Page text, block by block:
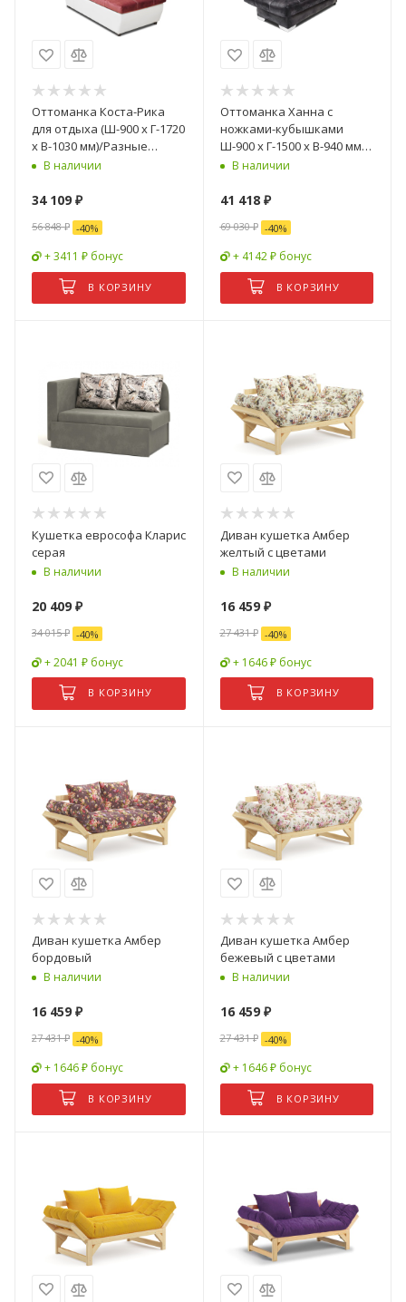
Оттоманка Коста-Рика
для отдыха (Ш-900 х Г-1720
х В-1030 мм)/Разные
Цвета
В наличии
34 109 ₽
56 848₽ -40%
+ 3411 ₽ бонус
В КОРЗИНУ
Оттоманка Ханна с
ножками-кубышками
Ш-900 х Г-1500 х В-940 мм/
Разные Цвета
В наличии
41 418₽
69 030₽ -40%
+ 4142 ₽ бонус
В КОРЗИНУ
Кушетка еврософа Кларис
серая
В наличии
20 409 ₽
34 015₽ -40%
+ 2041 ₽ бонус
В КОРЗИНУ
Диван кушетка Амбер
желтый с цветами
В наличии
16 459₽
27 431₽ -40%
+ 1646 ₽ бонус
В КОРЗИНУ
Диван кушетка Амбер
бордовый
В наличии
16 459 ₽
27 431₽ -40%
+ 1646 ₽ бонус
В КОРЗИНУ
Диван кушетка Амбер
бежевый с цветами
В наличии
16 459₽
27 431₽ -40%
+ 1646 ₽ бонус
В КОРЗИНУ